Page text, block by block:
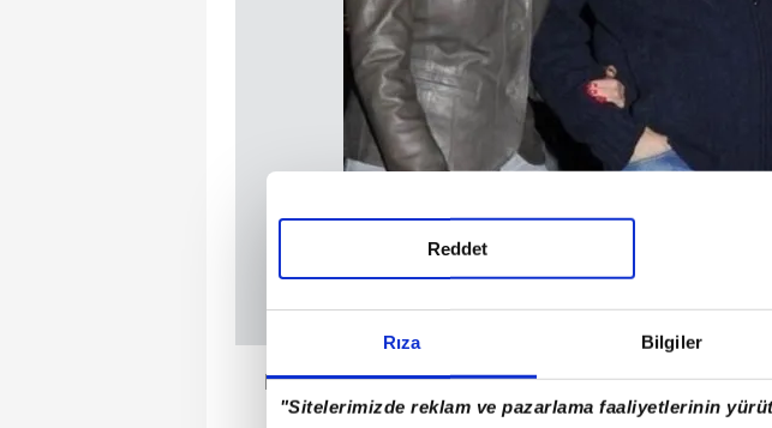
Rıza Bilgiler
"Sitelerimizde reklam ve pazarlama faaliyetlerinin
Reddet
Hadise'nin Ebru Gündeş'in eski eşi Reza Zarrab'la
çıkanlar geçtiğimiz haftalarda ortalığı